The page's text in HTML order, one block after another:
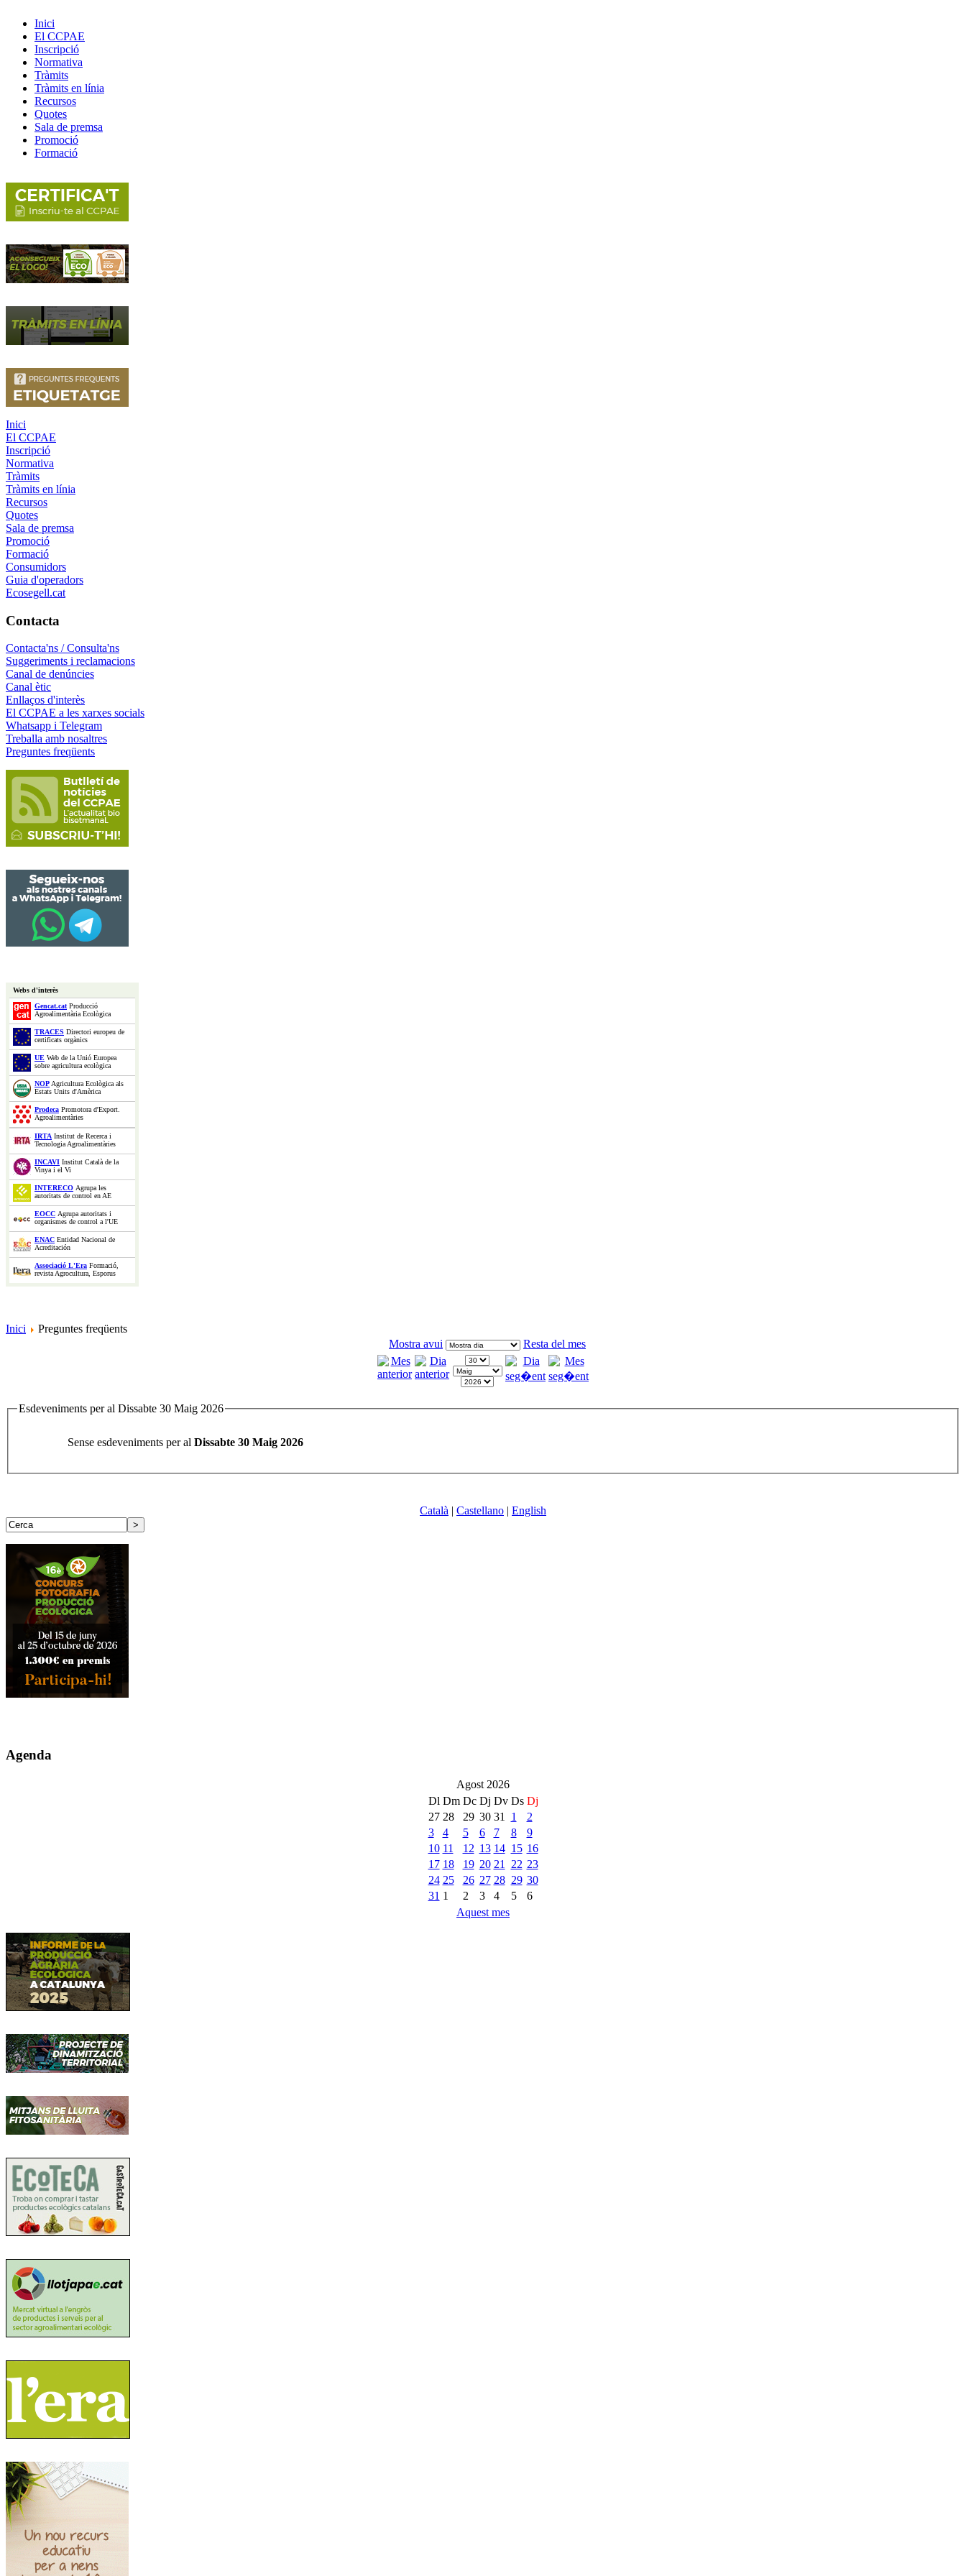
Inici
El CCPAE
Inscripció
Normativa
Tràmits
Tràmits en línia
Recursos
Quotes
Sala de premsa
Promoció
Formació
Inici
El CCPAE
Inscripció
Normativa
Tràmits
Tràmits en línia
Recursos
Quotes
Sala de premsa
Promoció
Formació
Consumidors
Guia d'operadors
Ecosegell.cat
Contacta
Contacta'ns / Consulta'ns
Suggeriments i reclamacions
Canal de denúncies
Canal ètic
Enllaços d'interès
El CCPAE a les xarxes socials
Whatsapp i Telegram
Treballa amb nosaltres
Preguntes freqüents
Webs d'interès
Gencat.catProducció
Agroalimentària Ecològica
TRACES Directori europeu de
certificats orgànics
UE Web de la Unió Europea
sobre agricultura ecològica
NOPAgricultura Ecològica als
Estats Units d'Amèrica
Prodeca Promotora d'Export.
Agroalimentàries
IRTA Institut de Recerca i
Tecnologia Agroalimentàries
INCAVI Institut Català de la
Vinya i el Vi
INTERECO Agrupa les
autoritats de control en AE
EOCC Agrupa autoritats i
organismes de control a l'UE
ENAC Entidad Nacional de
Acreditación
Associació L'Era Formació,
revista Agrocultura, Esporus
Inici
Preguntes freqüents
Mostra avui
Resta del mes
Esdeveniments per al Dissabte 30 Maig 2026
Sense esdeveniments per al Dissabte 30 Maig 2026
Català | Castellano | English
Agenda
Agost 2026
Dl Dm Dc Dj Dv Ds Dj
27 28 29 30 31 1
2
3
4 5 6 7 8
9
10 11 12 13 14 15 16
17 18 19 20 21 22 23
24 25 26 27 28 29 30
31 1 2 3 4 5
6
Aquest mes